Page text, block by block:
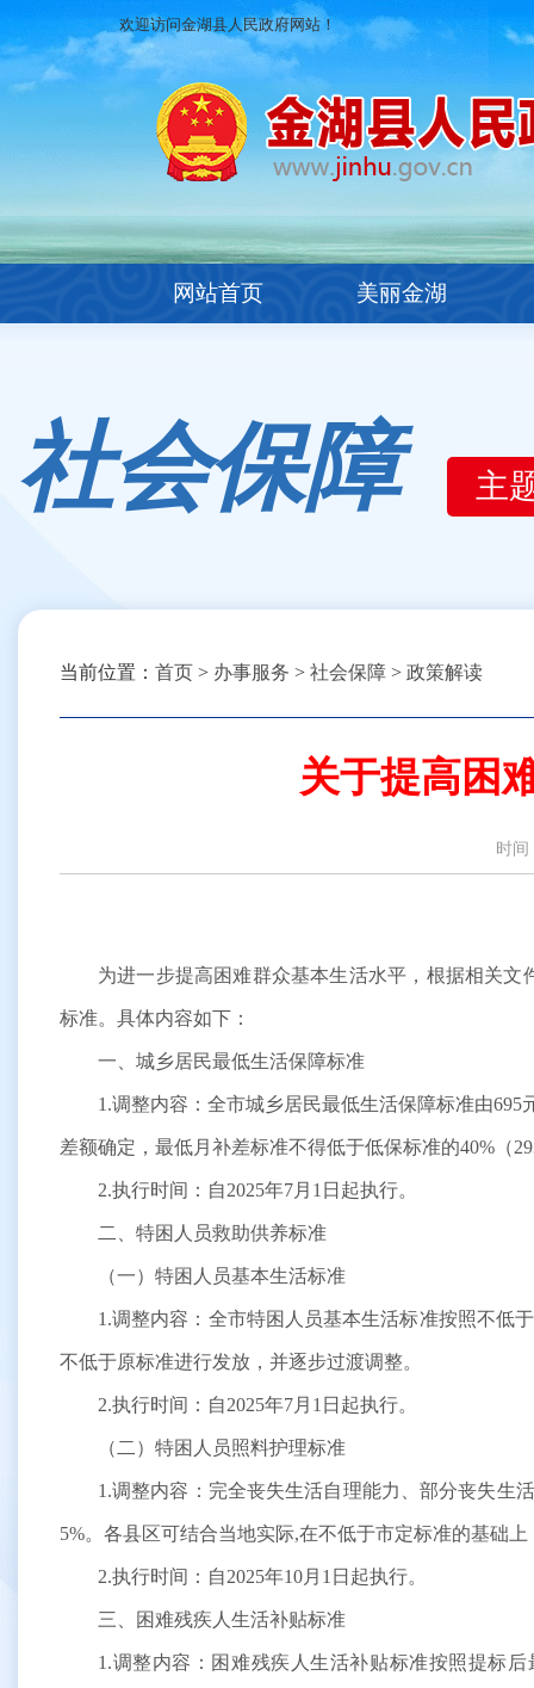
欢迎访问金湖县人民政府网站！
网站首页 美丽金湖
社会保障 主
当前位置： 首页 > 办事服务 > 社会保障 > 政策解读
关于提高困
时
为进一步提高困难群众基本生活水平，根据相关
标准。具体内容如下：
一、城乡居民最低生活保障标准
1.调整内容：全市城乡居民最低生活保障标准由
差额确定，最低月补差标准不得低于低保标准的40%（
2.执行时间：自2025年7月1日起执行。
二、特困人员救助供养标准
（一）特困人员基本生活标准
1.调整内容：全市特困人员基本生活标准按照不低
不低于原标准进行发放，并逐步过渡调整。
2.执行时间：自2025年7月1日起执行。
（二）特困人员照料护理标准
1.调整内容：完全丧失生活自理能力、部分丧失生
5%。各县区可结合当地实际,在不低于市定标准的基础
2.执行时间：自2025年10月1日起执行。
三、困难残疾人生活补贴标准
1.调整内容：困难残疾人生活补贴标准按照提标